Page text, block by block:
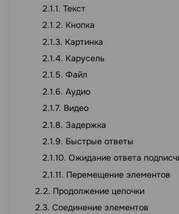
Текст
Кнопка
Картинка
Карусель
Файл
Аудио
Видео
Задержка
Быстрые ответы
Ожидание ответа
Перемещение элементов
Продолжение цепочки
Соединение элементов